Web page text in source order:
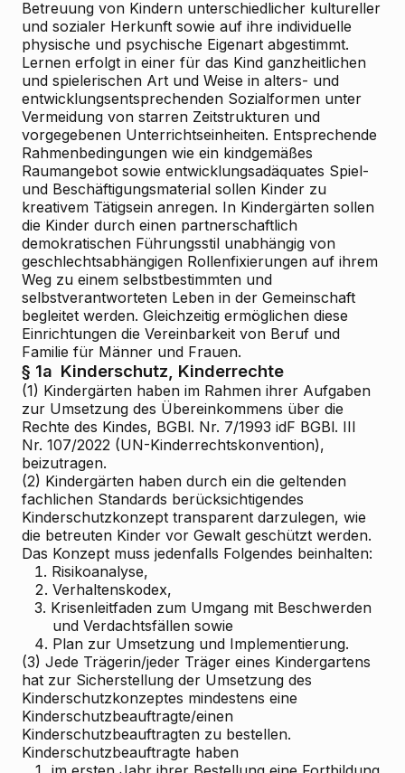
Betreuung von Kindern unterschiedlicher kultureller
und sozialer Herkunft sowie auf ihre individuelle
physische und psychische Eigenart abgestimmt.
Lernen erfolgt in einer für das Kind ganzheitlichen
und spielerischen Art und Weise in alters- und
entwicklungsentsprechenden Sozialformen unter
Vermeidung von starren Zeitstrukturen und
vorgegebenen Unterrichtseinheiten. Entsprechende
Rahmenbedingungen wie ein kindgemäßes
Raumangebot sowie entwicklungsadäquates Spiel-
und Beschäftigungsmaterial sollen Kinder zu
kreativem Tätigsein anregen. In Kindergärten sollen
die Kinder durch einen partnerschaftlich
demokratischen Führungsstil unabhängig von
geschlechtsabhängigen Rollenfixierungen auf ihrem
Weg zu einem selbstbestimmten und
selbstverantworteten Leben in der Gemeinschaft
begleitet werden. Gleichzeitig ermöglichen diese
Einrichtungen die Vereinbarkeit von Beruf und
Familie für Männer und Frauen.
§ 1a Kinderschutz, Kinderrechte
(1) Kindergärten haben im Rahmen ihrer Aufgaben
zur Umsetzung des Übereinkommens über die
Rechte des Kindes, BGBl. Nr. 7/1993 idF BGBl. III
Nr. 107/2022 (UN-Kinderrechtskonvention),
beizutragen.
(2) Kindergärten haben durch ein die geltenden
fachlichen Standards berücksichtigendes
Kinderschutzkonzept transparent darzulegen, wie
die betreuten Kinder vor Gewalt geschützt werden.
Das Konzept muss jedenfalls Folgendes beinhalten:
1. Risikoanalyse,
2. Verhaltenskodex,
3. Krisenleitfaden zum Umgang mit Beschwerden
und Verdachtsfällen sowie
4. Plan zur Umsetzung und Implementierung.
(3) Jede Trägerin/jeder Träger eines Kindergartens
hat zur Sicherstellung der Umsetzung des
Kinderschutzkonzeptes mindestens eine
Kinderschutzbeauftragte/einen
Kinderschutzbeauftragten zu bestellen.
Kinderschutzbeauftragte haben